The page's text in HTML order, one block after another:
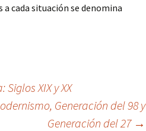
cada situación se denomina
XIX y XX
Generación del 98 y
Generación del 27 →